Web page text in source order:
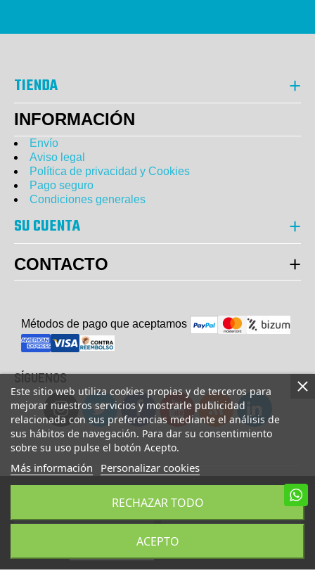
Este sitio web utiliza cookies propias y de terceros para
mejorar nuestros servicios y mostrarle publicidad
relacionada con sus preferencias mediante el análisis de
sus hábitos de navegación. Para dar su consentimiento
sobre su uso pulse el botón Acepto.
Más información Personalizar cookies
RECHAZAR TODO
ACEPTO
AÑADIR A LA CESTA COMPRAR AHORA
TIENDA
INFORMACIÓN
Envío
Aviso legal
Política de privacidad y Cookies
Pago seguro
Condiciones generales
SU CUENTA
CONTACTO
Métodos de pago que aceptamos
SÍGUENOS
© Copyright 2023 UsaFitness. All Rights Reserved.